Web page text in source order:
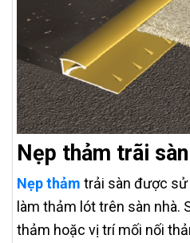
Nẹp thảm trãi
Nẹp thảm trải sàn được
làm thảm lót trên sàn nhà.
thảm hoặc vị trí mối nối